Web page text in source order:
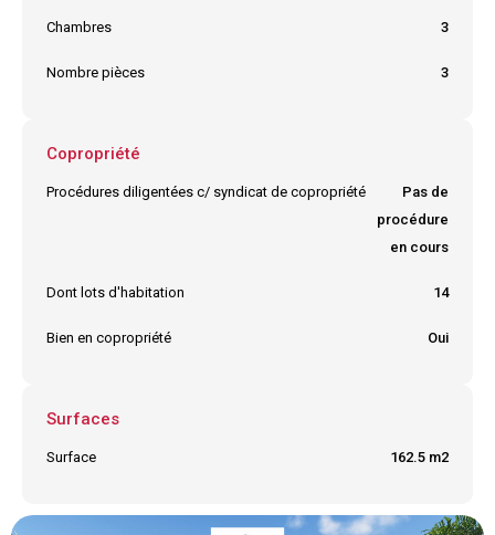
Chambres 3
Nombre pièces 3
Copropriété
Procédures diligentées c/ syndicat de copropriété
Pas de
procédure
en cours
Dont lots d'habitation 14
Bien en copropriété Oui
Surfaces
Surface 162.5 m2